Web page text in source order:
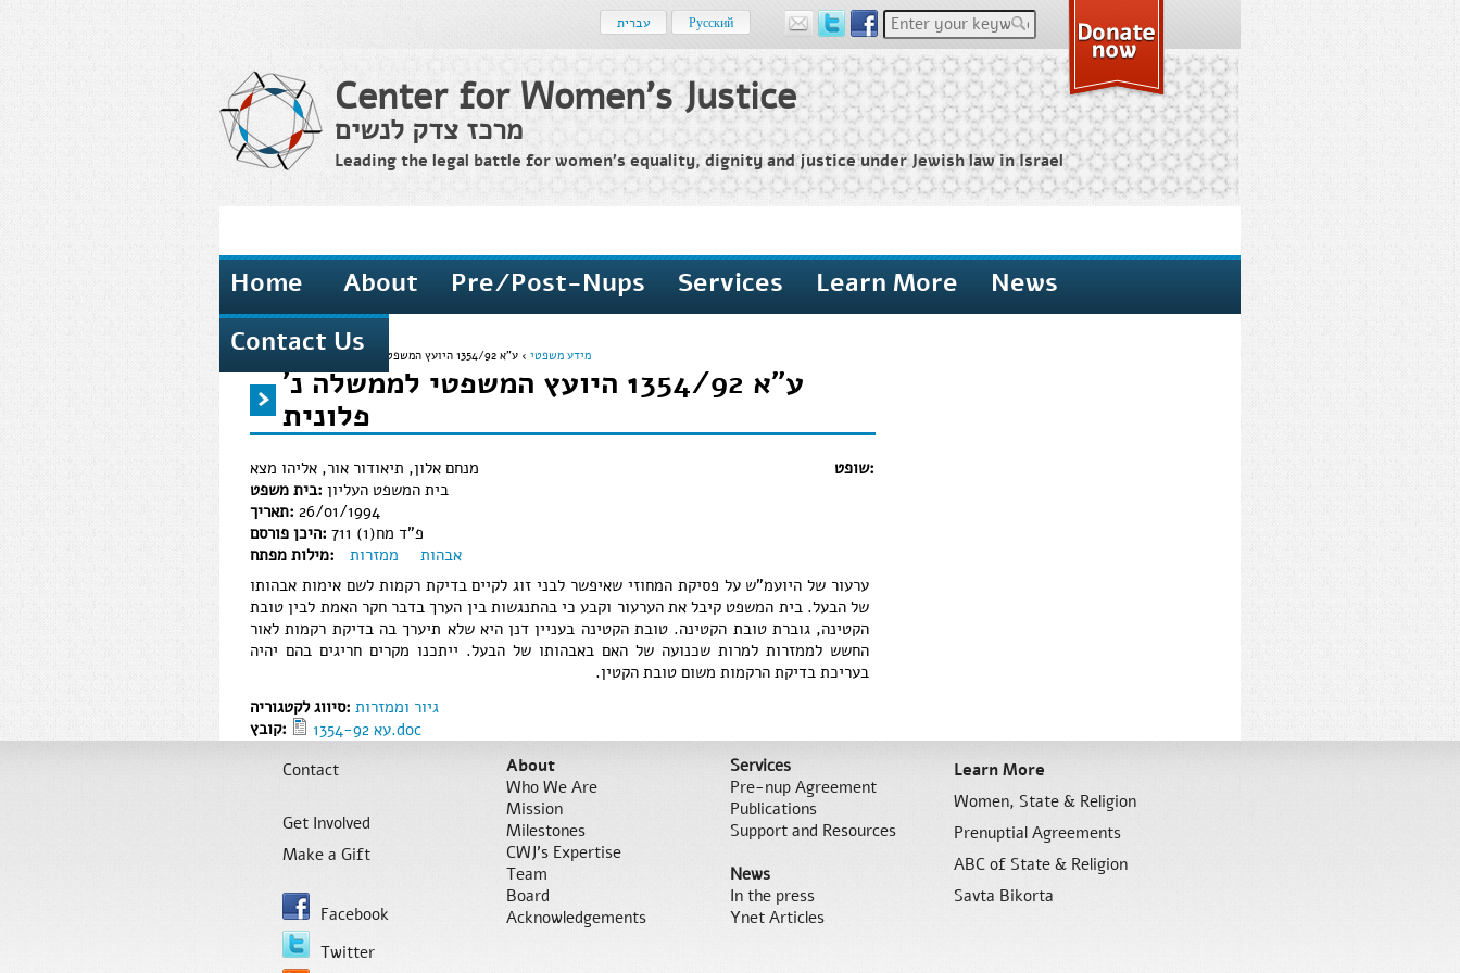
Enter your keywords עברית Русский
Center for Women's Justice
מרכז צדק לנשים
Leading the legal battle for women’s equality, dignity and justice under Jewish law in Israel
Home About Pre/Post-Nups Services Learn More
News
Contact Us
You are here
מידע משפטי› ע"א 1354/92 היועץ המשפטי לממשלה נ' פלונית
ע"א 1354/92 היועץ המשפטי לממשלה נ'
פלונית
שופט:
מנחם אלון, תיאודור אור, אליהו מצא
בית משפט:בית המשפט העליון
תאריך:26/01/1994
היכן פורסם:
פ"ד מח(1) 711
מילות מפתח:
אבהות
ממזרות
ערעור של היועמ"ש על פסיקת המחוזי שאיפשר לבני זוג לקיים בדיקת רקמות לשם אימות אבהותו
של הבעל. בית המשפט קיבל את הערעור וקבע כי בהתנגשות בין הערך בדבר חקר האמת לבין טובת
הקטינה, גוברת טובת הקטינה. טובת הקטינה בעניין דנן היא שלא תיערך בה בדיקת רקמות לאור
החשש לממזרות למרות שכנועה של האם באבהותו של הבעל. ייתכנו מקרים חריגים בהם יהיה
בעריכת בדיקת הרקמות משום טובת הקטין.
סיווג לקטגוריה:גיור וממזרות
קובץ:
עא 1354-92.doc
Contact
Get Involved
Make a Gift
Facebook
Twitter
About
Who We Are
Mission
Milestones
CWJ’s Expertise
Team
Board
Acknowledgements
Services
Pre-nup Agreement
Publications
Support and Resources
News
In the press
Ynet Articles
Learn More
Women, State & Religion
Prenuptial Agreements
ABC of State & Religion
Savta Bikorta